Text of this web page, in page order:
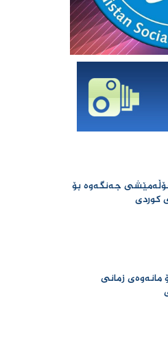
خۆڵەمێشی جەنگەوە بۆ
کوردی
زمانی